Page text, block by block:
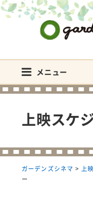
メニュー
上映スケ
ガーデンズシネマ >上
ー